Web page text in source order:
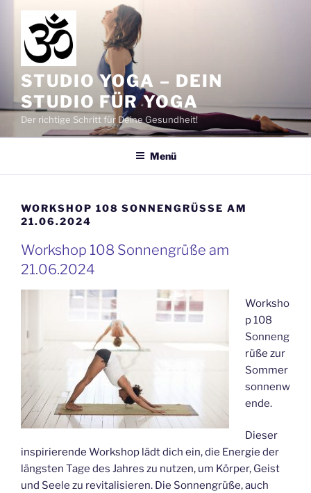
Zum
springen
STUDIO YOGA – DEIN
STUDIO FÜR YOGA
Der richtige Schritt für Deine Gesundheit!
Menü
WORKSHOP 108 SONNENGRÜSSE AM 2
1.06.2024
Workshop 108 Sonnengrüße am
21.06.2024
Worksho
p 108
Sonneng
rüße zur
Sommer
sonnenw
ende.
Dieser
inspirierende Workshop lädt dich ein, die Energie der
längsten Tage des Jahres zu nutzen, um Körper, Geist
und Seele zu revitalisieren. Die Sonnengrüße, auch